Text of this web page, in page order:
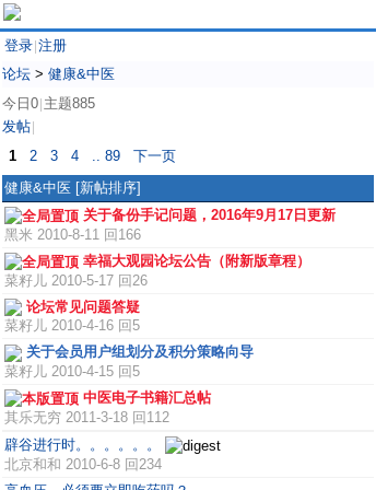
登录 注册
论坛 > 健康&中医
今日0 主题885
发帖
1 2 3 4 .. 89
下一页
健康&中医 [新帖排序]
关于备份手记问题，2016年9月17日更新
黑米 2010-8-11 回166
幸福大观园论坛公告（附新版章程）
菜籽儿 2010-5-17 回26
论坛常见问题答疑
菜籽儿 2010-4-16 回5
关于会员用户组划分及积分策略向导
菜籽儿 2010-4-15 回5
中医电子书籍汇总帖
其乐无穷 2011-3-18 回112
辟谷进行时。。。。。。
北京和和 2010-6-8 回234